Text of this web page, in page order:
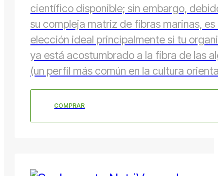
científico disponible; sin embargo,
su compleja matriz de fibras marinas, es
elección ideal principalmente si tu
ya está acostumbrado a la fibra de las
(un perfil más común en la cultura
COMPRAR